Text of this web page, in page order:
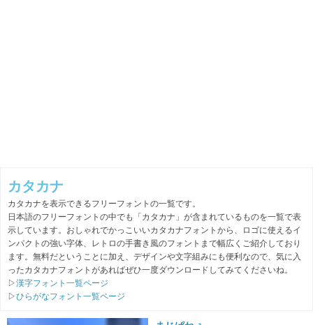
カタカナ
カタカナを表示できるフリーフォントの一覧です。
日本語のフリーフォントの中でも「カタカナ」が含まれているものを一覧で表
示しています。おしゃれでかっこいいカタカナフォントから、ロゴに使えるイ
ンパクトの強い字体、レトロの手書き風のフォントまで幅広くご紹介しており
ます。無料だということに加え、デザインや文字組みにも便利なので、気に入
ったカタカナフォントがあればぜひ一度ダウンロードしてみてくださいね。
▷漢字フォント一覧ページ
▷ひらがなフォント一覧ページ